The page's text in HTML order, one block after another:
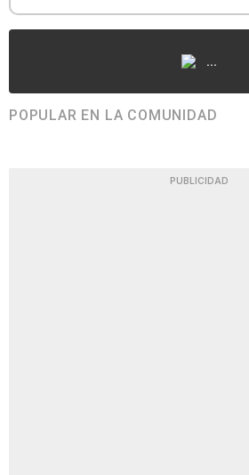
...
POPULAR EN LA COMUNIDAD
PUBLICIDAD